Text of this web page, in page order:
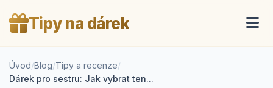
Tipy na dárek
Úvod/Blog/Tipy a recenze/
Dárek pro sestru: Jak vybrat ten...